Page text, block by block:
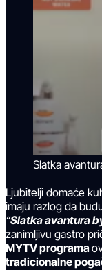
Slatka
Ljubitelji domaće
imaju razlog da
“Slatka avantura
zanimljivu gastro
MYTV programa
tradicionalne